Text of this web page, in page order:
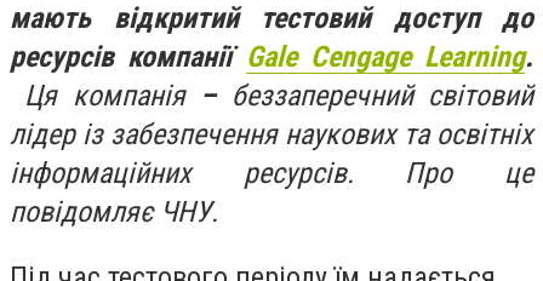
мають відкритий тестовий доступ до
ресурсів компанії Gale Cengage Learning.
Ця компанія– беззаперечний світовий
лідер із забезпечення наукових та освітніх
інформаційних ресурсів. Про це
повідомляє ЧНУ.